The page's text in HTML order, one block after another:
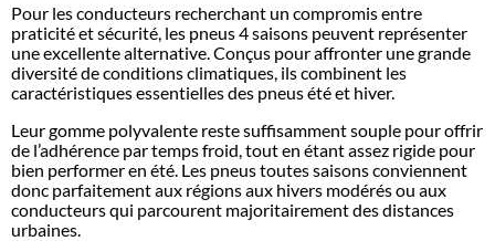
Pour les conducteurs recherchant un compromis entre
praticité et sécurité, les pneus 4 saisons peuvent représenter
une excellente alternative. Conçus pour affronter une grande
diversité de conditions climatiques, ils combinent les
caractéristiques essentielles des pneus été et hiver.
Leur gomme polyvalente reste suffisamment souple pour offrir
de l’adhérence par temps froid, tout en étant assez rigide pour
bien performer en été. Les pneus toutes saisons conviennent
donc parfaitement aux régions aux hivers modérés ou aux
conducteurs qui parcourent majoritairement des distances
urbaines.